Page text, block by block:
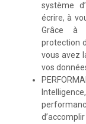
système
écrire, à
Grâce à
protection
vous avez
vos